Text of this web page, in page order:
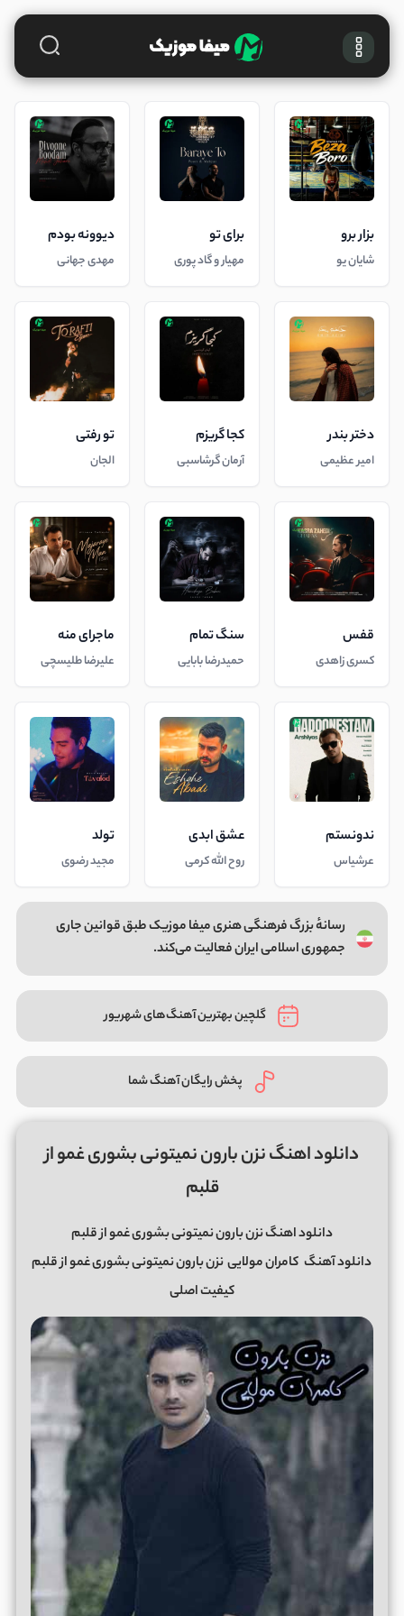
بزار برو
شایان یو
برای تو
مهیار و گاد پوری
دیوونه بودم
مهدی جهانی
دختر بندر
امیر عظیمی
کجا گریزم
آرمان گرشاسبی
تو رفتی
الجان
قفس
کسری زاهدی
سنگ تمام
حمیدرضا بابایی
ماجرای منه
علیرضا طلیسچی
ندونستم
عرشیاس
عشق ابدی
روح الله کرمی
تولد
مجید رضوی
رسانهٔ بزرگ فرهنگی هنری میفا موزیک طبق قوانین جاری
جمهوری اسلامی ایران فعالیت می‌کند.
گلچین بهترین آهنگ‌های شهریور
پخش رایگان آهنگ شما
دانلود اهنگ نزن بارون نمیتونی بشوری غمو از
قلبم
دانلود اهنگ نزن بارون نمیتونی بشوری غمو از قلبم
دانلود آهنگ کامران مولایینزن بارون نمیتونی بشوری غمو از قلبم
کیفیت اصلی